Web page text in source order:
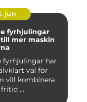
jun
fyrhjulingar
mer maskin
fyrhjulingar har
val för
vill kombinera
...